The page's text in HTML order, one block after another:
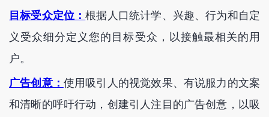
目标受众定位：根据人口统计学、兴趣、行为和自定
义受众细分定义您的目标受众，以接触最相关的用
户。
广告创意： 使用吸引人的视觉效果、有说服力的文案
和清晰的呼吁行动，创建引人注目的广告创意，以吸